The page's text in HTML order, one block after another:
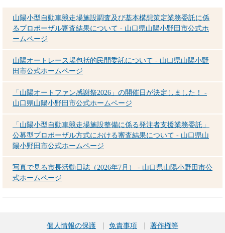
山陽小型自動車競走場施設調査及び基本構想策定業務委託に係
るプロポーザル審査結果について - 山口県山陽小野田市公式ホ
ームページ
山陽オートレース場包括的民間委託について - 山口県山陽小野
田市公式ホームページ
「山陽オートファン感謝祭2026」の開催日が決定しました！ -
山口県山陽小野田市公式ホームページ
「山陽小型自動車競走場施設整備に係る発注者支援業務委託」
公募型プロポーザル方式における審査結果について - 山口県山
陽小野田市公式ホームページ
写真で見る市長活動日誌（2026年7月） - 山口県山陽小野田市公
式ホームページ
個人情報の保護 免責事項
著作権等